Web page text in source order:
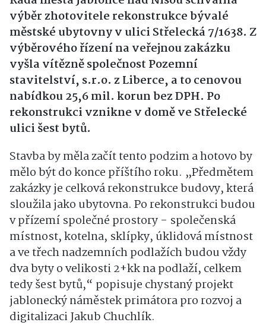
výběr zhotovitele rekonstrukce bývalé
městské ubytovny v ulici Střelecká 7/1638. Z
výběrového řízení na veřejnou zakázku
vyšla vítězně společnost Pozemní
stavitelství, s.r.o. z Liberce, a to cenovou
nabídkou 25,6 mil. korun bez DPH. Po
rekonstrukci vznikne v domě ve Střelecké
ulici šest bytů.
Stavba by měla začít tento podzim a hotovo by
mělo být do konce příštího roku. „Předmětem
zakázky je celková rekonstrukce budovy, která
sloužila jako ubytovna. Po rekonstrukci budou
v přízemí společné prostory - společenská
místnost, kotelna, sklípky, úklidová místnost
a ve třech nadzemních podlažích budou vždy
dva byty o velikosti 2+kk na podlaží, celkem
tedy šest bytů,“ popisuje chystaný projekt
jablonecký náměstek primátora pro rozvoj a
digitalizaci Jakub Chuchlík.